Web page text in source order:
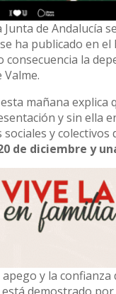
Junta de
ha publicado en
la
mañana
y sin ella
y colectivos
de diciembre y
y la